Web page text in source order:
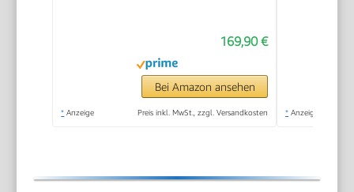
25-75 mm | inkl.
Motoröl
169,90 €
Bei Amazon ansehen
* Anzeige Preis inkl. MwSt., zzgl. Versandkosten * Anzeige